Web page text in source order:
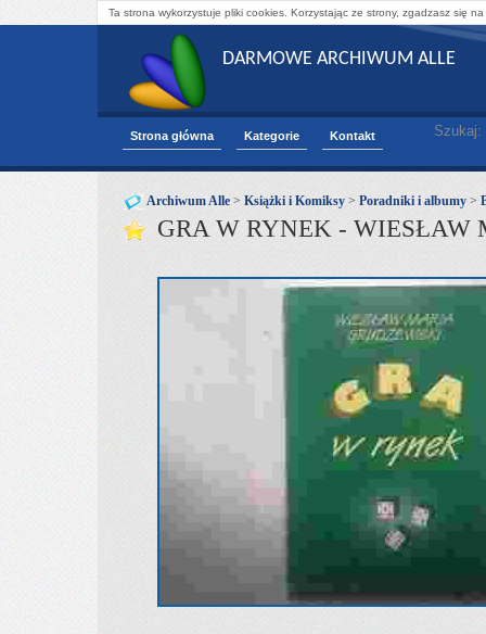
Ta strona wykorzystuje pliki cookies. Korzystając ze strony, zgadzasz się
DARMOWE ARCHIWUM ALLE
Strona główna Kategorie Kontakt Szukaj:
Archiwum Alle > Książki i Komiksy > Poradniki i albumy >
GRA W RYNEK - WIESŁAW